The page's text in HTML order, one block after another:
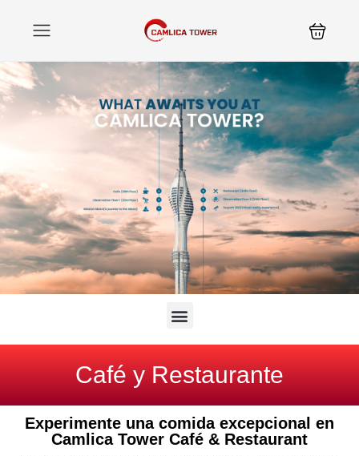
Café y Restaurante
Experimente una comida excepcional en
Camlica Tower Café & Restaurant